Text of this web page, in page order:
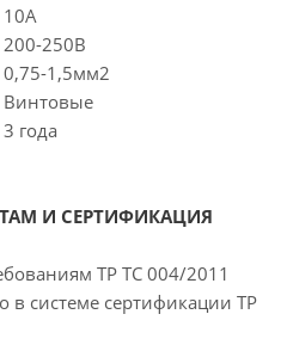
10А
200-250В
0,75-1,5мм2
Винтовые
3 года
И СЕРТИФИКАЦИЯ
ТР ТС 004/2011
в системе сертификации ТР